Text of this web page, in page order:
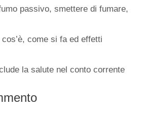
passivo,smettere di fumare,
come si fa ed effetti
la salute nel conto corrente